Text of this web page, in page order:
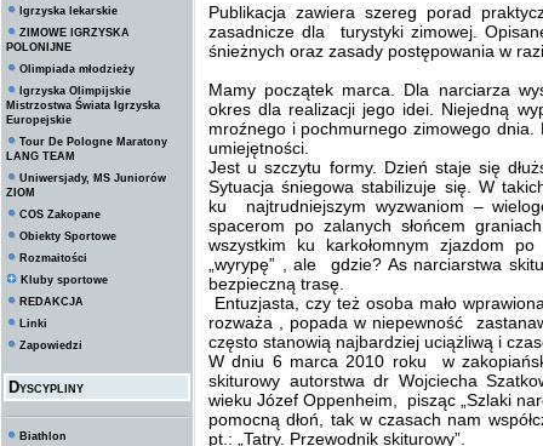
Igrzyska lekarskie
ZIMOWE IGRZYSKA
POLONIJNE
Olimpiada młodzieży
Igrzyska Olimpijskie
Mistrzostwa Świata Igrzyska
Europejskie
Tour De Pologne Maratony
LANG TEAM
Uniwersjady, MS Juniorów
ZIOM
COS Zakopane
Obiekty Sportowe
Rozmaitości
Kluby sportowe
REDAKCJA
Linki
Zapowiedzi
Dyscypliny
Biathlon
Publikacja zawiera szereg porad
zasadnicze dla turystyki zimowej.
śnieżnych oraz zasady postępowania w
Mamy początek marca. Dla narciarza
okres dla realizacji jego idei. Niejedną
mroźnego i pochmurnego zimowego dnia.
umiejętności.
Jest u szczytu formy. Dzień staje się
Sytuacja śniegowa stabilizuje się. W
ku najtrudniejszym wyzwaniom –
spacerom po zalanych słońcem
wszystkim ku karkołomnym zjazdom
„wyrypę” , ale gdzie? As narciarstwa
bezpieczną trasę.
Entuzjasta, czy też osoba mało
rozważa , popada w niepewność
często stanowią najbardziej uciążliwą i
W dniu 6 marca 2010 roku w
skiturowy autorstwa dr Wojciecha
wieku Józef Oppenheim, pisząc „Szlaki
pomocną dłoń, tak w czasach nam
pt.: „Tatry. Przewodnik skiturowy”.